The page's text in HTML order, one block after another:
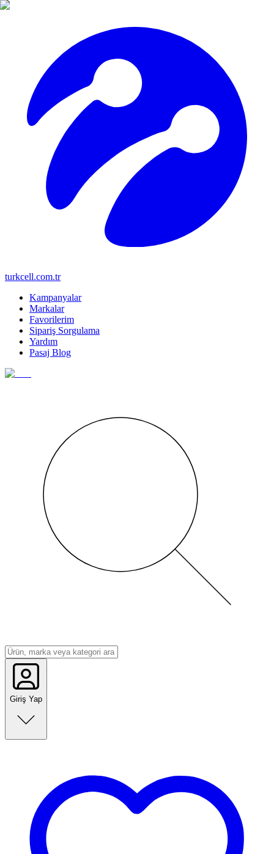
turkcell.com.tr
Kampanyalar
Markalar
Favorilerim
Sipariş Sorgulama
Yardım
Pasaj Blog
Giriş Yap